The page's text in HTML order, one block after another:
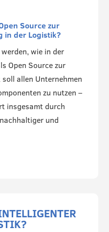
Source zur
in der Logistik?
wie in der
Open Source zur
allen Unternehmen
zu nutzen –
insgesamt durch
und